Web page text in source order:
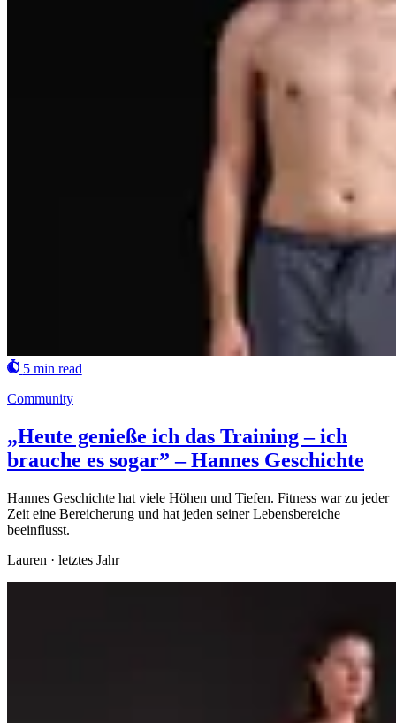
5 min read
Community
„Heute genieße ich das Training – ich
brauche es sogar” – Hannes Geschichte
Hannes Geschichte hat viele Höhen und Tiefen. Fitness war zu jeder
Zeit eine Bereicherung und hat jeden seiner Lebensbereiche
beeinflusst.
Lauren · letztes Jahr